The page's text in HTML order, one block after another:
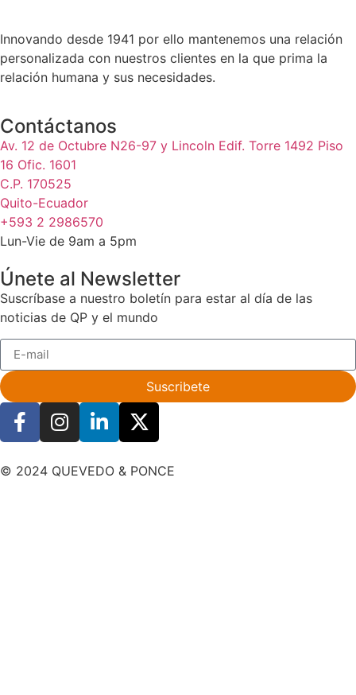
Innovando desde 1941 por ello mantenemos una relación
personalizada con nuestros clientes en la que prima la
relación humana y sus necesidades.
Contáctanos
Av. 12 de Octubre N26-97 y Lincoln Edif. Torre 1492 Piso
16 Ofic. 1601
C.P. 170525
Quito-Ecuador
+593 2 2986570
Lun-Vie de 9am a 5pm
Únete al Newsletter
Suscríbase a nuestro boletín para estar al día de las
noticias de QP y el mundo
Suscribete
© 2024 QUEVEDO & PONCE